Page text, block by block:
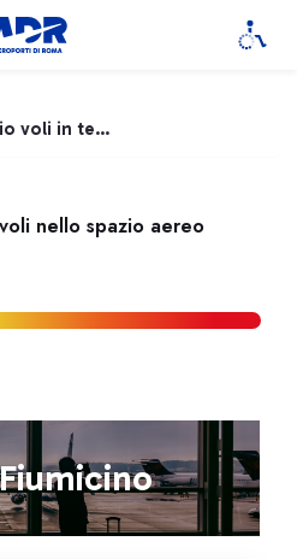
Orario voli in tempo reale
nello spazio aereo